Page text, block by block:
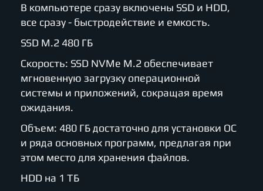
В компьютере сразу включены SSD и HDD,
все сразу - быстродействие и емкость.
SSD M.2 480 ГБ
Скорость: SSD NVMe M.2 обеспечивает
мгновенную загрузку операционной
системы и приложений, сокращая время
ожидания.
Объем: 480 ГБ достаточно для установки ОС
и ряда основных программ, предлагая при
этом место для хранения файлов.
HDD на 1 ТБ